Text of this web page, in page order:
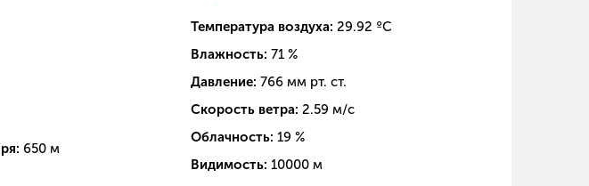
650 м
Температура воздуха: 29.92 ºC
Влажность: 71 %
Давление: 766 мм рт. ст.
Скорость ветра: 2.59 м/с
Облачность: 19 %
Видимость: 10000 м